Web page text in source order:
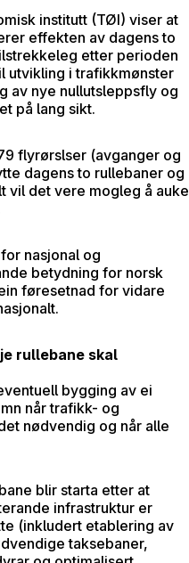
institutt (TØI) viser at
effekten av dagens to
etter perioden
utvikling i trafikkmønster
av nye nullutsleppsfly og
på lang sikt.
flyrørslser (avganger og
dagens to rullebaner og
vil det vere mogleg å auke
nasjonal og
betydning for norsk
føresetnad for vidare
rullebane skal
bygging av ei
når trafikk- og
nødvendig og når alle
blir starta etter at
infrastruktur er
(inkludert etablering av
taksebaner,